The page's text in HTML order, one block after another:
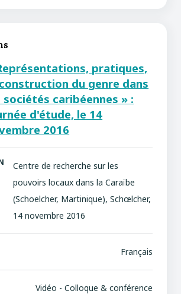
pratiques,
du genre dans
sociétés caribéennes » :
d'étude, le 14
2016
Centre de recherche sur les
pouvoirs locaux dans la Caraïbe
(Schoelcher, Martinique), Schœlcher,
14 novembre 2016
Français
Vidéo - Colloque & conférence